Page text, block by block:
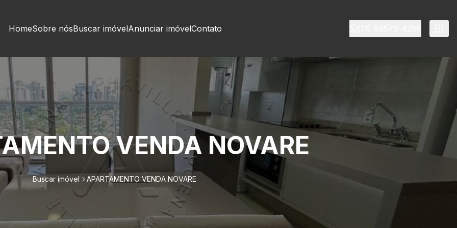
HomeSobre nósBuscar imóvelAnunciar imóvelContato
VENDA NOVARE
Buscar imóvel APARTAMENTO VENDA NOVARE